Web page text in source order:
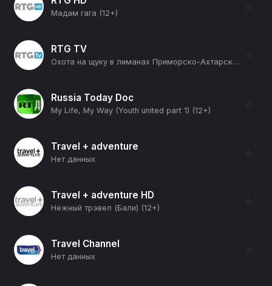
Мадам гага (12+)
☆
RTG TV
Охота на щуку в лиманах Приморско-Ахтарска (12+)
☆
Russia Today Doc
My Life, My Way (Youth united part 1) (12+)
☆
Travel + adventure
Нет данных
☆
Travel + adventure HD
Нежный трэвел (Бали) (12+)
☆
Travel Channel
Нет данных
☆